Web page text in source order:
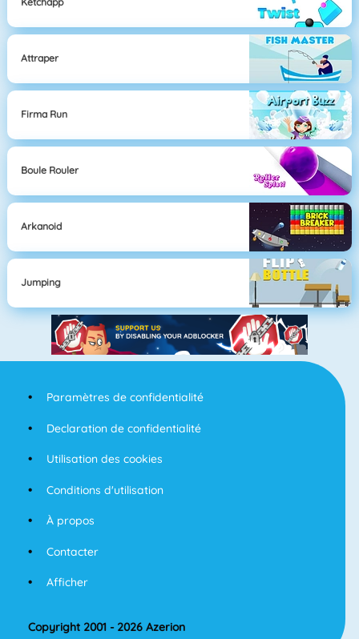
Attraper
Firma Run
Boule Rouler
Arkanoid
Jumping
Paramètres de confidentialité
Declaration de confidentialité
Utilisation des cookies
Conditions d'utilisation
À propos
Contacter
Afficher
Copyright 2001 - 2026 Azerion